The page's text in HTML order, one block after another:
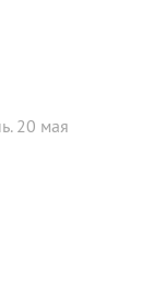
20 мая